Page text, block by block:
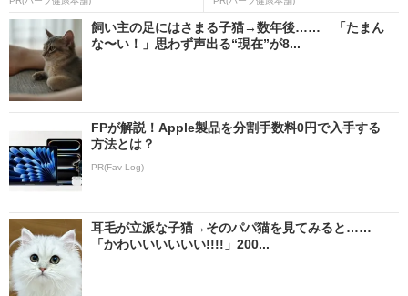
飼い主の足にはさまる子猫→数年後…… 「たまん
な〜い！」思わず声出る“現在”が8...
FPが解説！Apple製品を分割手数料0円で入手する
方法とは？
PR(Fav-Log)
耳毛が立派な子猫→そのパパ猫を見てみると……
「かわいいいいいい!!!!」200...